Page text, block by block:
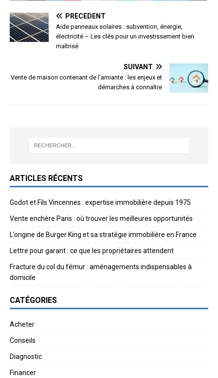
PRÉCÉDENT
Aide panneaux solaires : subvention, énergie,
électricité – Les clés pour un investissement bien
maîtrisé
SUIVANT
Vente de maison contenant de l’amiante : les enjeux et
démarches à connaître
ARTICLES RÉCENTS
Godot et Fils Vincennes : expertise immobilière depuis 1975
Vente enchère Paris : où trouver les meilleures opportunités
L’origine de Burger King et sa stratégie immobilière en France
Lettre pour garant : ce que les propriétaires attendent
Fracture du col du fémur : aménagements indispensables à
domicile
CATÉGORIES
Acheter
Conseils
Diagnostic
Financer